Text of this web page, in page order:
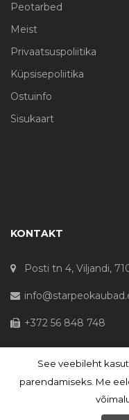
Peotarbed
Meist
Privaatsuspoliitika
Küpsisepoliitika
Ostuinfo
Sisukaart
KONTAKT
Posti tn 4, Viljandi,
+372 56 848 748
© Haljaste OÜ
See veebileht
parendamiseks. Me